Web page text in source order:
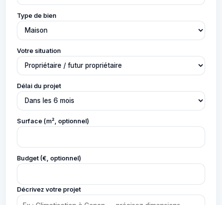
Type de bien
Votre situation
Délai du projet
Surface (m², optionnel)
Budget (€, optionnel)
Décrivez votre projet